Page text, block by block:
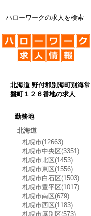
ハローワークの求人を検索
ハローワークの求人を検索
北海道 野付郡別海町別海常
盤町１２６番地の求人
勤務地
北海道
札幌市(12663)
札幌市中央区(3351)
札幌市北区(1453)
札幌市東区(1556)
札幌市白石区(1503)
札幌市豊平区(1017)
札幌市南区(679)
札幌市西区(1183)
札幌市厚別区(573)